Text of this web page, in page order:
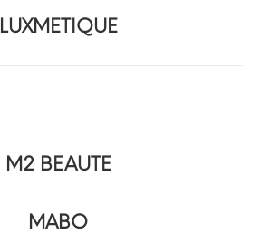
LUXMETIQUE
M2 BEAUTE
MABO